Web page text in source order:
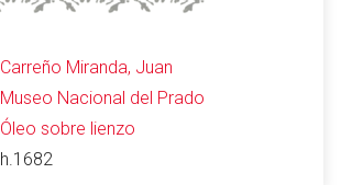
Carreño Miranda, Juan
Museo Nacional del Prado
Óleo sobre lienzo
h.1682